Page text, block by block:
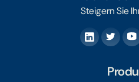
Steigern Sie